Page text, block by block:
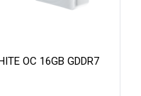
OC 16GB GDDR7